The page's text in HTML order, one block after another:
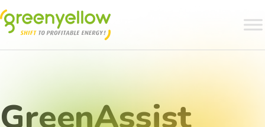
GreenAssist